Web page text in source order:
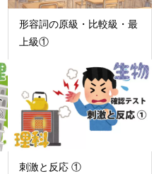
形容詞の原級・比較級・最
上級①
刺激と反応 ①